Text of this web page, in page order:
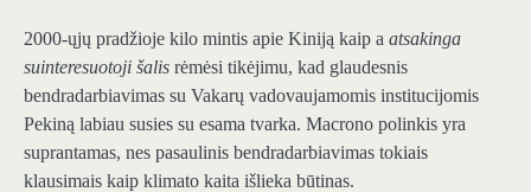
2000-ųjų pradžioje kilo mintis apie Kiniją kaip a atsakinga
suinteresuotoji šalis rėmėsi tikėjimu, kad glaudesnis
bendradarbiavimas su Vakarų vadovaujamomis institucijomis
Pekiną labiau susies su esama tvarka. Macrono polinkis yra
suprantamas, nes pasaulinis bendradarbiavimas tokiais
klausimais kaip klimato kaita išlieka būtinas.